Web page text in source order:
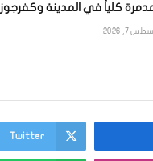
كلياً في المدينة وكفرجوز
7, 2026
Twitter